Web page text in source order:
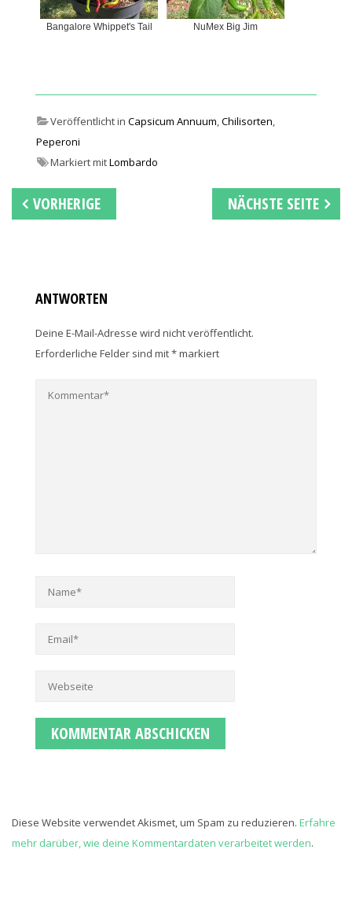
Bangalore Whippet's Tail NuMex Big Jim
Veröffentlicht in Capsicum Annuum,Chilisorten,
Peperoni
Markiert mitLombardo
Beitrags-
Navigation
VORHERIGE NÄCHSTE SEITE
ANTWORTEN
Deine E-Mail-Adresse wird nicht veröffentlicht.
Erforderliche Felder sind mit*markiert
Diese Website verwendet Akismet, um Spam zu reduzieren. Erfahre
mehr darüber, wie deine Kommentardaten verarbeitet werden.